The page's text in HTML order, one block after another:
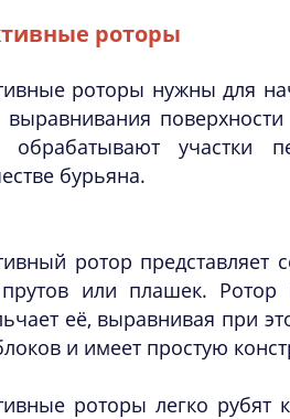
роторы
роторы нужны для
выравнивания
обрабатывают участки
бурьяна.
ротор представляет
или плашек.
её, выравнивая при
и имеет простую
роторы легко рубят